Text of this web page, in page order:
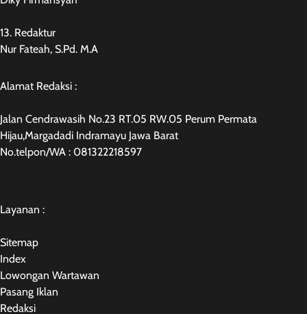
13. Redaktur
Nur Fateah, S.Pd. M.A
Alamat Redaksi :
Jalan Cendrawasih No.23 RT.05 RW.05 Perum Permata
Hijau,Margadadi Indramayu Jawa Barat
No.telpon/WA : 081322218597
Layanan :
Sitemap
Index
Lowongan Wartawan
Pasang Iklan
Redaksi